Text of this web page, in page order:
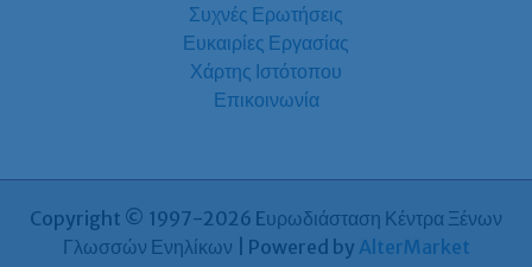
Συχνές Ερωτήσεις
Ευκαιρίες Εργασίας
Χάρτης Ιστότοπου
Επικοινωνία
Copyright © 1997-2026 Eυρωδιάσταση Κέντρα Ξένων
Γλωσσών Ενηλίκων | Powered by AlterMarket